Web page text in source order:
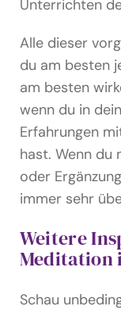
Unterrichten
Alle dieser
du am besten
am besten
wenn du in
Erfahrungen
hast. Wenn du
oder
immer sehr
Weitere
Meditation
Schau